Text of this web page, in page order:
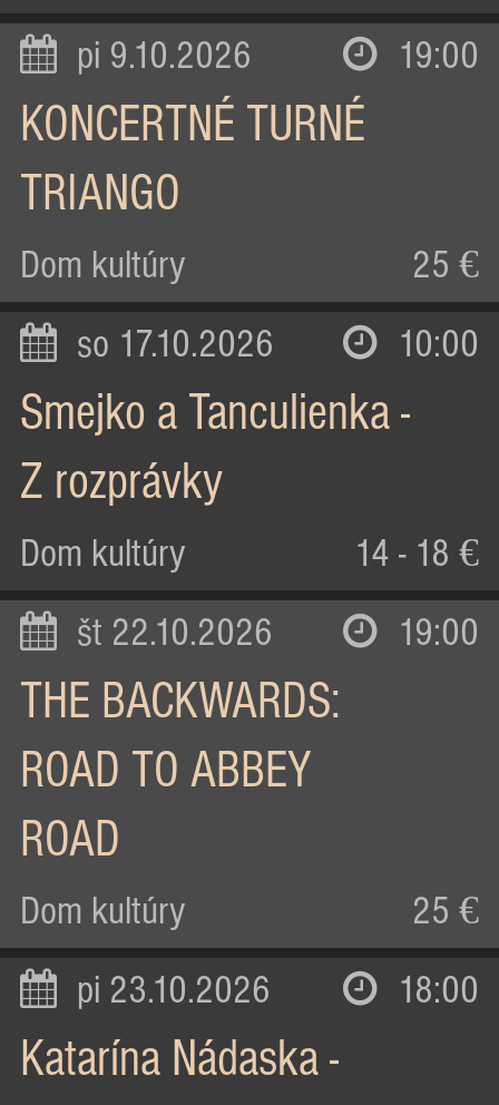
pi 9.10.2026 19:00
KONCERTNÉ TURNÉ
TRIANGO
Dom kultúry 25 €
so 17.10.2026 10:00
Smejko a Tanculienka -
Z rozprávky
Dom kultúry 14 - 18 €
št 22.10.2026 19:00
THE BACKWARDS:
ROAD TO ABBEY
ROAD
Dom kultúry 25 €
pi 23.10.2026 18:00
Katarína Nádaska -